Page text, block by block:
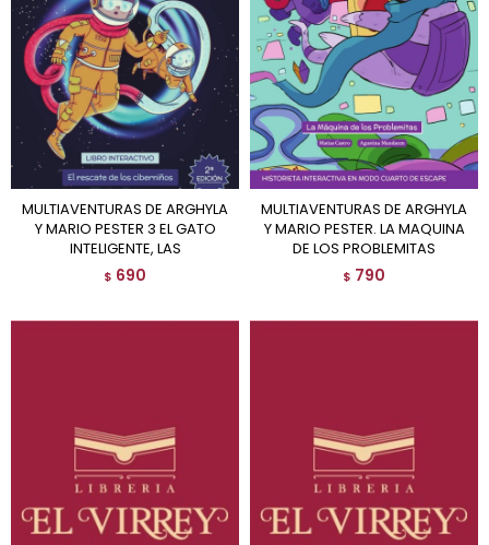
MULTIAVENTURAS DE ARGHYLA
Y MARIO PESTER 3 EL GATO
INTELIGENTE, LAS
$ 690
MULTIAVENTURAS DE ARGHYLA
Y MARIO PESTER. LA MAQUINA
DE LOS PROBLEMITAS
$ 790